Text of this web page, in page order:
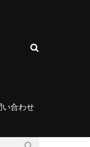
い合わせ